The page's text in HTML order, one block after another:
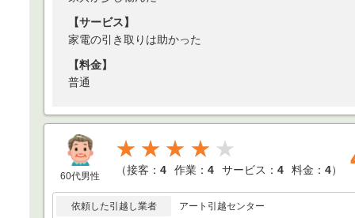
【サービス】
家電の引き取りは助かった
【料金】
普通
60代男性
★★★★
（接客： 4 作業： 4 サービス： 4 料金： 4）
依頼した引越し業者
アート引越センター